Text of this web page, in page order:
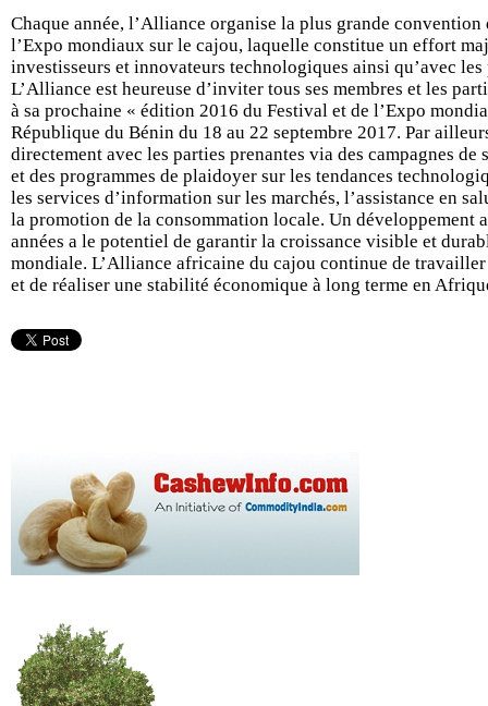
Chaque année, l’Alliance organise la plus grande
l’Expo mondiaux sur le cajou, laquelle constitue un effort
investisseurs et innovateurs technologiques ainsi qu’avec
L’Alliance est heureuse d’inviter tous ses membres et les
à sa prochaine « édition 2016 du Festival et de l’Expo
République du Bénin du 18 au 22 septembre 2017. Par
directement avec les parties prenantes via des campagnes
et des programmes de plaidoyer sur les tendances
les services d’information sur les marchés, l’assistance en
la promotion de la consommation locale. Un développement
années a le potentiel de garantir la croissance visible et
mondiale. L’Alliance africaine du cajou continue de
et de réaliser une stabilité économique à long terme en